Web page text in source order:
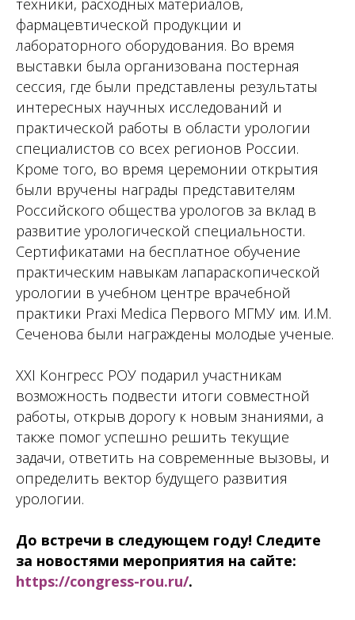
техники, расходных материалов,
фармацевтической продукции и
лабораторного оборудования. Во время
выставки была организована постерная
сессия, где были представлены результаты
интересных научных исследований и
практической работы в области урологии
специалистов со всех регионов России.
Кроме того, во время церемонии открытия
были вручены награды представителям
Российского общества урологов за вклад в
развитие урологической специальности.
Сертификатами на бесплатное обучение
практическим навыкам лапараскопической
урологии в учебном центре врачебной
практики Praxi Medica Первого МГМУ им. И.М.
Сеченова были награждены молодые ученые.
XXI Конгресс РОУ подарил участникам
возможность подвести итоги совместной
работы, открыв дорогу к новым знаниями, а
также помог успешно решить текущие
задачи, ответить на современные вызовы, и
определить вектор будущего развития
урологии.
До встречи в следующем году! Следите
за новостями мероприятия на сайте:
https://congress-rou.ru/.